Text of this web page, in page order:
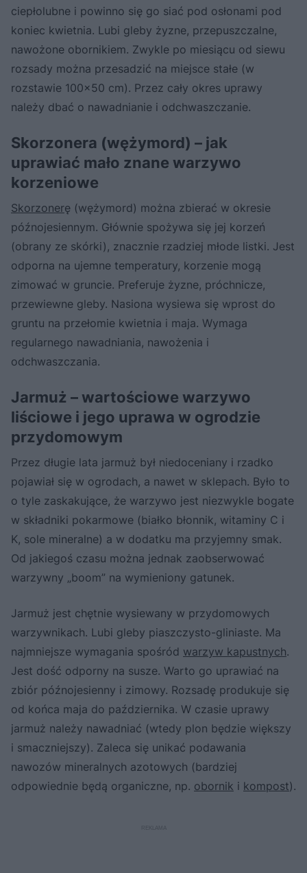
ciepłolubne i powinno się go siać pod osłonami pod
koniec kwietnia. Lubi gleby żyzne, przepuszczalne,
nawożone obornikiem. Zwykle po miesiącu od siewu
rozsady można przesadzić na miejsce stałe (w
rozstawie 100x50 cm). Przez cały okres uprawy
należy dbać o nawadnianie i odchwaszczanie.
Skorzonera (wężymord) – jak
uprawiać mało znane warzywo
korzeniowe
Skorzonerę (wężymord) można zbierać w okresie
późnojesiennym. Głównie spożywa się jej korzeń
(obrany ze skórki), znacznie rzadziej młode listki. Jest
odporna na ujemne temperatury, korzenie mogą
zimować w gruncie. Preferuje żyzne, próchnicze,
przewiewne gleby. Nasiona wysiewa się wprost do
gruntu na przełomie kwietnia i maja. Wymaga
regularnego nawadniania, nawożenia i
odchwaszczania.
Jarmuż – wartościowe warzywo
liściowe i jego uprawa w ogrodzie
przydomowym
Przez długie lata jarmuż był niedoceniany i rzadko
pojawiał się w ogrodach, a nawet w sklepach. Było to
o tyle zaskakujące, że warzywo jest niezwykle bogate
w składniki pokarmowe (białko błonnik, witaminy C i
K, sole mineralne) a w dodatku ma przyjemny smak.
Od jakiegoś czasu można jednak zaobserwować
warzywny „boom” na wymieniony gatunek.
Jarmuż jest chętnie wysiewany w przydomowych
warzywnikach. Lubi gleby piaszczysto-gliniaste. Ma
najmniejsze wymagania spośród warzyw kapustnych.
Jest dość odporny na susze. Warto go uprawiać na
zbiór późnojesienny i zimowy. Rozsadę produkuje się
od końca maja do października. W czasie uprawy
jarmuż należy nawadniać (wtedy plon będzie większy
i smaczniejszy). Zaleca się unikać podawania
nawozów mineralnych azotowych (bardziej
odpowiednie będą organiczne, np. obornik i kompost).